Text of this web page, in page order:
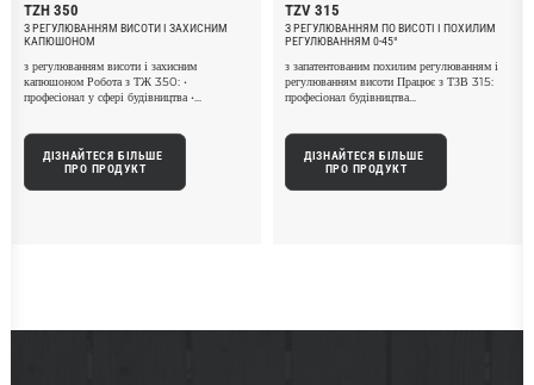
TZH 350
З РЕГУЛЮВАННЯМ ВИСОТИ І ЗАХИСНИМ
КАПЮШОНОМ
з регулюванням висоти і захисним
капюшоном Робота з ТЖ 350: •
професіонал у сфері будівництва •...
ДІЗНАЙТЕСЯ БІЛЬШЕ
ПРО ПРОДУКТ
TZV 315
З РЕГУЛЮВАННЯМ ПО ВИСОТІ І ПОХИЛИМ
РЕГУЛЮВАННЯМ 0-45°
з запатентованим похилим регулюванням і
регулюванням висоти Працює з ТЗВ 315:
професіонал будівництва...
ДІЗНАЙТЕСЯ БІЛЬШЕ
ПРО ПРОДУКТ